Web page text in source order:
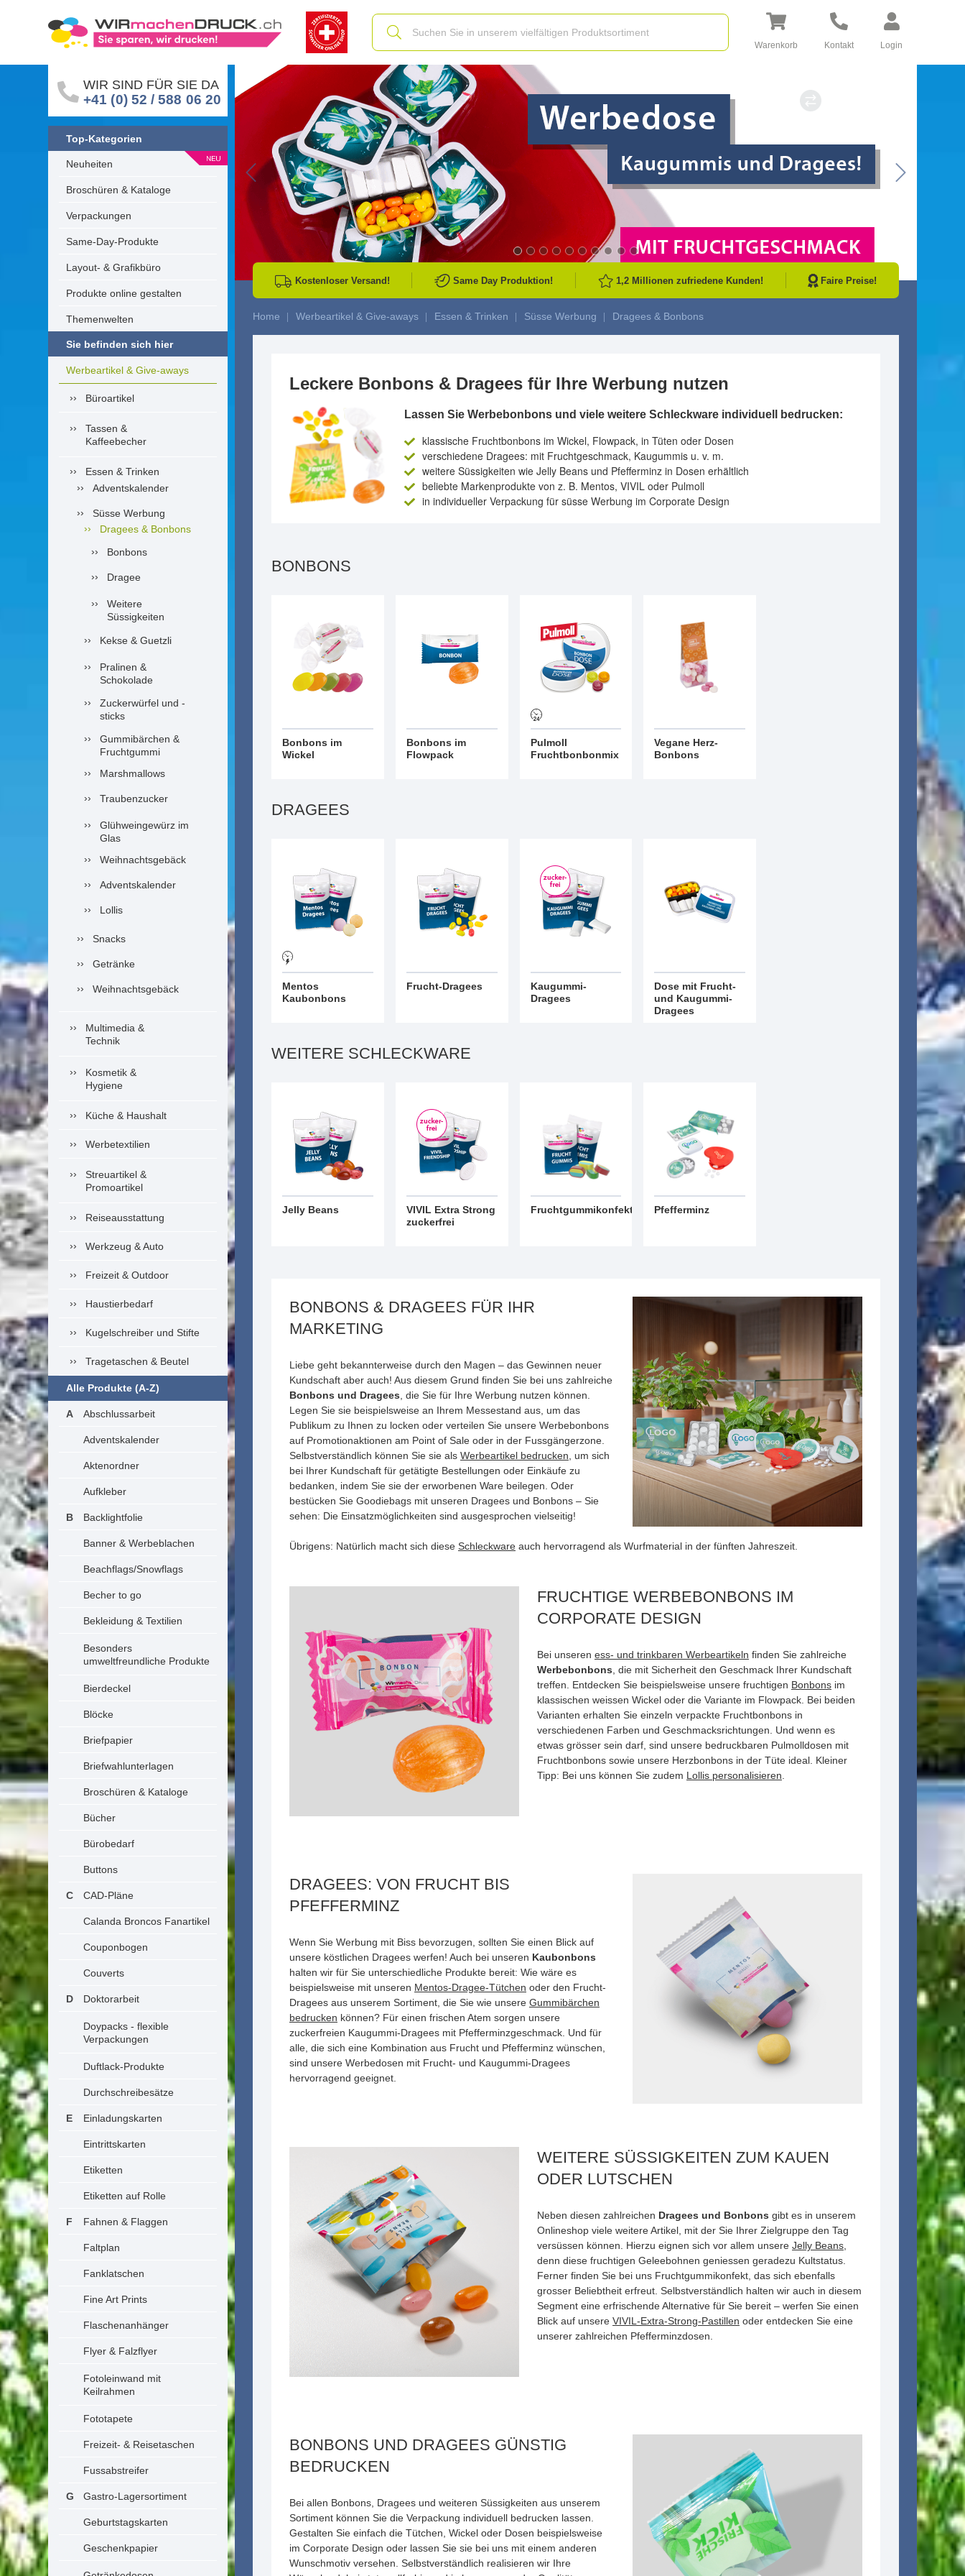
Warenkorb Kontakt Login
WIR SIND FÜR SIE DA
+41 (0) 52 / 588 06 20
Top-Kategorien
Neuheiten
Broschüren & Kataloge
Verpackungen
Same-Day-Produkte
Layout- & Grafikbüro
Produkte online gestalten
Themenwelten
Sie befinden sich hier
Werbeartikel & Give-aways
Büroartikel
Tassen &
Kaffeebecher
Essen & Trinken
Adventskalender
Süsse Werbung
Dragees & Bonbons
Bonbons
Dragee
Weitere
Süssigkeiten
Kekse & Guetzli
Pralinen &
Schokolade
Zuckerwürfel und -
sticks
Gummibärchen &
Fruchtgummi
Marshmallows
Traubenzucker
Glühweingewürz im
Glas
Weihnachtsgebäck
Adventskalender
Lollis
Snacks
Getränke
Weihnachtsgebäck
Multimedia &
Technik
Kosmetik &
Hygiene
Küche & Haushalt
Werbetextilien
Streuartikel &
Promoartikel
Reiseausstattung
Werkzeug & Auto
Freizeit & Outdoor
Haustierbedarf
Kugelschreiber und Stifte
Tragetaschen & Beutel
Alle Produkte (A-Z)
Abschlussarbeit
Adventskalender
Aktenordner
Aufkleber
Backlightfolie
Banner & Werbeblachen
Beachflags/Snowflags
Becher to go
Bekleidung & Textilien
Besonders
umweltfreundliche Produkte
Bierdeckel
Blöcke
Briefpapier
Briefwahlunterlagen
Broschüren & Kataloge
Bücher
Bürobedarf
Buttons
CAD-Pläne
Calanda Broncos Fanartikel
Couponbogen
Couverts
Doktorarbeit
Doypacks - flexible
Verpackungen
Duftlack-Produkte
Durchschreibesätze
Einladungskarten
Eintrittskarten
Etiketten
Etiketten auf Rolle
Fahnen & Flaggen
Faltplan
Fanklatschen
Fine Art Prints
Flaschenanhänger
Flyer & Falzflyer
Fotoleinwand mit
Keilrahmen
Fototapete
Freizeit- & Reisetaschen
Fussabstreifer
Gastro-Lagersortiment
Geburtstagskarten
Geschenkpapier
Go to Previous Slide Go to Next
Kostenloser Versand! Same Day Produktion! 1,2 Millionen zufriedene Kunden! Faire Preise!
Home Werbeartikel & Give-aways Essen & Trinken Süsse Werbung Dragees & Bonbons
Leckere Bonbons & Dragees für Ihre Werbung nutzen
Lassen Sie Werbebonbons und viele weitere Schleckware individuell bedrucken:
klassische Fruchtbonbons im Wickel, Flowpack, in Tüten oder Dosen
verschiedene Dragees: mit Fruchtgeschmack, Kaugummis u. v. m.
weitere Süssigkeiten wie Jelly Beans und Pfefferminz in Dosen erhältlich
beliebte Markenprodukte von z. B. Mentos, VIVIL oder Pulmoll
in individueller Verpackung für süsse Werbung im Corporate Design
BONBONS
Bonbons im
Wickel
Bonbons im
Flowpack
Pulmoll
Fruchtbonbonmix
Vegane Herz-
Bonbons
DRAGEES
Mentos
Kaubonbons
Frucht-Dragees
Kaugummi-
Dragees
Dose mit Frucht-
und Kaugummi-
Dragees
WEITERE SCHLECKWARE
Jelly Beans
VIVIL Extra Strong
zuckerfrei
Fruchtgummikonfekt Pfefferminz
BONBONS & DRAGEES FÜR IHR
MARKETING
Liebe geht bekannterweise durch den Magen – das Gewinnen neuer
Kundschaft aber auch! Aus diesem Grund finden Sie bei uns zahlreiche
Bonbons und Dragees , die Sie für Ihre Werbung nutzen können.
Legen Sie sie beispielsweise an Ihrem Messestand aus, um das
Publikum zu Ihnen zu locken oder verteilen Sie unsere Werbebonbons
auf Promotionaktionen am Point of Sale oder in der Fussgängerzone.
Selbstverständlich können Sie sie als Werbeartikel bedrucken , um sich
bei Ihrer Kundschaft für getätigte Bestellungen oder Einkäufe zu
bedanken, indem Sie sie der erworbenen Ware beilegen. Oder
bestücken Sie Goodiebags mit unseren Dragees und Bonbons – Sie
sehen: Die Einsatzmöglichkeiten sind ausgesprochen vielseitig!
Übrigens: Natürlich macht sich diese Schleckware auch hervorragend als Wurfmaterial in der fünften Jahreszeit.
FRUCHTIGE WERBEBONBONS IM
CORPORATE DESIGN
Bei unseren ess- und trinkbaren Werbeartikeln finden Sie zahlreiche
Werbebonbons , die mit Sicherheit den Geschmack Ihrer Kundschaft
treffen. Entdecken Sie beispielsweise unsere fruchtigen Bonbons im
klassischen weissen Wickel oder die Variante im Flowpack. Bei beiden
Varianten erhalten Sie einzeln verpackte Fruchtbonbons in
verschiedenen Farben und Geschmacksrichtungen. Und wenn es
etwas grösser sein darf, sind unsere bedruckbaren Pulmolldosen mit
Fruchtbonbons sowie unsere Herzbonbons in der Tüte ideal. Kleiner
Tipp: Bei uns können Sie zudem Lollis personalisieren
DRAGEES: VON FRUCHT BIS
PFEFFERMINZ
Wenn Sie Werbung mit Biss bevorzugen, sollten Sie einen Blick auf
unsere köstlichen Dragees werfen! Auch bei unseren Kaubonbons
halten wir für Sie unterschiedliche Produkte bereit: Wie wäre es
beispielsweise mit unseren Mentos-Dragee-Tütchen oder den Frucht-
Dragees aus unserem Sortiment, die Sie wie unsere Gummibärchen
bedrucken können? Für einen frischen Atem sorgen unsere
zuckerfreien Kaugummi-Dragees mit Pfefferminzgeschmack. Und für
alle, die sich eine Kombination aus Frucht und Pfefferminz wünschen,
sind unsere Werbedosen mit Frucht- und Kaugummi-Dragees
hervorragend geeignet.
WEITERE SÜSSIGKEITEN ZUM KAUEN
ODER LUTSCHEN
Neben diesen zahlreichen Dragees und Bonbons gibt es in unserem
Onlineshop viele weitere Artikel, mit der Sie Ihrer Zielgruppe den Tag
versüssen können. Hierzu eignen sich vor allem unsere Jelly Beans
denn diese fruchtigen Geleebohnen geniessen geradezu Kultstatus.
Ferner finden Sie bei uns Fruchtgummikonfekt, das sich ebenfalls
grosser Beliebtheit erfreut. Selbstverständlich halten wir auch in diesem
Segment eine erfrischende Alternative für Sie bereit – werfen Sie einen
Blick auf unsere VIVIL-Extra-Strong-Pastillen oder entdecken Sie eine
unserer zahlreichen Pfefferminzdosen.
BONBONS UND DRAGEES GÜNSTIG
BEDRUCKEN
Bei allen Bonbons, Dragees und weiteren Süssigkeiten aus unserem
Sortiment können Sie die Verpackung individuell bedrucken lassen.
Gestalten Sie einfach die Tütchen, Wickel oder Dosen beispielsweise
im Corporate Design oder lassen Sie sie bei uns mit einem anderen
Wunschmotiv versehen. Selbstverständlich realisieren wir Ihre